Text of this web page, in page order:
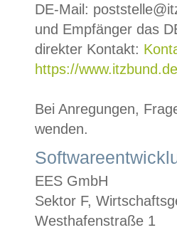
DE-Mail:
und Empfänger das
direkter Kontakt:
https://
Bei Anregungen,
wenden.
EES GmbH
Sektor F,
Westhafenstraße 1